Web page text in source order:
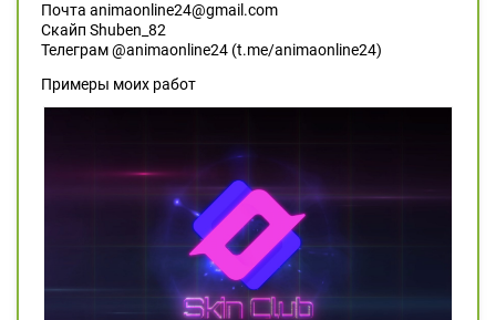
Почта animaonline24@gmail.com
Скайп Shuben_82
Телеграм @animaonline24 (t.me/animaonline24)
Примеры моих работ